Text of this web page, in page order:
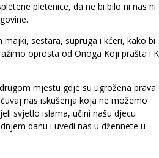
pletenice, da ne bi bilo ni nas ni
sestara, supruga i kćeri, kako bi
oprosta od Onoga Koji prašta i
mjestu gdje su ugrožena prava
nas iskušenja koja ne možemo
svjetlo islama, učini našu djecu
danu i uvedi nas u džennete u